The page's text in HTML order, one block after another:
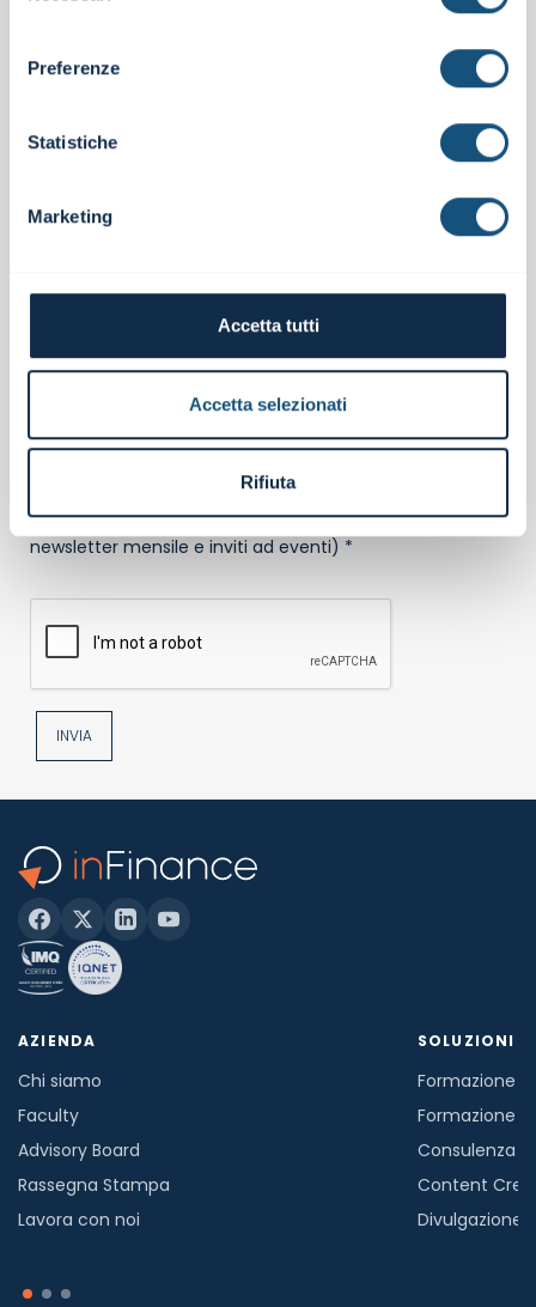
Preferenze
Statistiche
Marketing
Accetta tutti
Accetta selezionati
Rifiuta
Settore
Non acconsento
al trattamento dei miei dati per finalità di marketing (es.
newsletter mensile e inviti ad eventi) *
INVIA
AZIENDA
Chi siamo
Faculty
Advisory Board
Rassegna Stampa
Lavora con noi
SOLUZIONI
Formazione
Formazione
Consulenza
Content
Divulgazione